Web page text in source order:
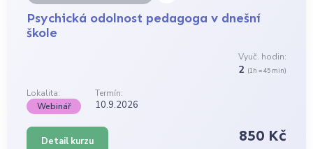
Psychická odolnost pedagoga v dnešní
škole
Vyuč. hodin:
2 (1h = 45 min)
Lokalita:
Termín:
Webinář
10.9.2026
Detail kurzu 850 Kč